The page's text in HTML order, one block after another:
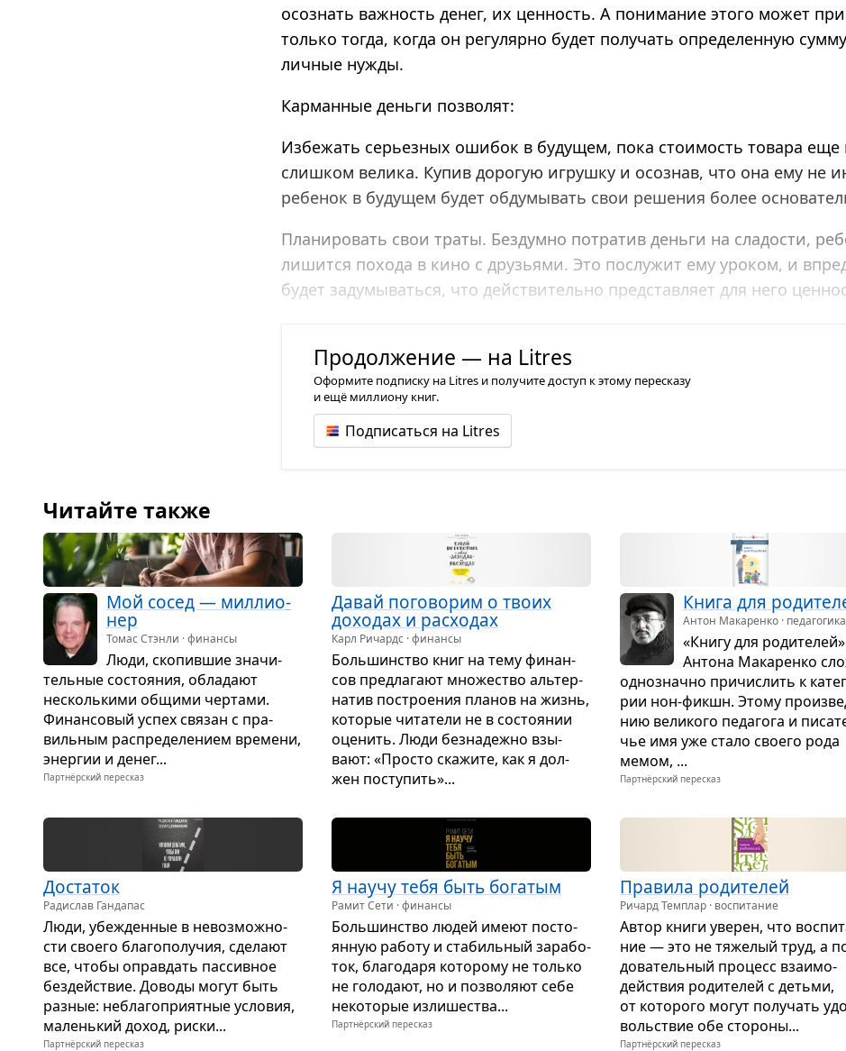
осознать важность денег, их ценность. А понимание этого может
только тогда, когда он регулярно будет получать определенную
личные нужды.
Карманные деньги позволят:
Избежать серьезных ошибок в будущем, пока стоимость товара еще
слишком велика. Купив дорогую игрушку и осознав, что она ему не
ребенок в будущем будет обдумывать свои решения более
Планировать свои траты. Бездумно потратив деньги на сладости,
лишится похода в кино с друзьями. Это послужит ему уроком, и
будет задумываться, что действительно представляет для него
Продолжение — на Litres
Оформите подписку на Litres и получите доступ к этому пересказу
и ещё миллиону книг.
Подписаться на Litres
Читайте также
Мой сосед — мил­ли­о­
нер
Томас Стэнли · финансы
Люди, ско­пив­шие зна­чи­
тель­ные состо­я­ния, обла­дают
несколь­кими общими чер­тами.
Финан­со­вый успех свя­зан с пра­
виль­ным рас­пре­де­ле­нием вре­мени,
энер­гии и денег...
Партнёрский пересказ
Давай пого­во­рим о твоих
дохо­дах и рас­хо­дах
Карл Ричардс · финансы
Боль­шин­ство книг на тему финан­
сов пред­ла­гают мно­же­ство аль­тер­
на­тив постро­е­ния пла­нов на жизнь,
кото­рые чита­тели не в состо­я­нии
оце­нить. Люди без­на­дежно взы­
вают: «Про­сто ска­жите, как я дол­
жен посту­пить»...
Книга для
Антон Макаренко · педагогика
«Книгу для роди­те­лей»
Антона Мака­ренко
одно­значно при­чис­лить к
рии нон-фикшн. Этому
нию вели­кого педа­гога и
чье имя уже стало сво­его рода
мемом, ...
Партнёрский пересказ
Доста­ток
Радислав Гандапас
Люди, убе­жден­ные в невоз­мож­но­
сти сво­его бла­го­по­лу­чия, сде­лают
все, чтобы оправ­дать пас­сив­ное
без­действие. Доводы могут быть
раз­ные: небла­го­при­ят­ные усло­вия,
малень­кий доход, риски...
Партнёрский пересказ
Я научу тебя быть бога­тым
Рамит Сети · финансы
Боль­шин­ство людей имеют посто­
ян­ную работу и ста­биль­ный зара­бо­
ток, бла­го­даря кото­рому не только
не голо­дают, но и поз­во­ляют себе
неко­то­рые изли­ше­ства...
Партнёрский пересказ
Пра­вила роди­те­лей
Ричард Темплар · воспитание
Автор книги уве­рен, что
ние — это не тяже­лый труд, а
до­ва­тель­ный про­цесс вза­и­мо­
действия роди­те­лей с детьми,
от кото­рого могут полу­чать
воль­ствие обе сто­роны...
Партнёрский пересказ